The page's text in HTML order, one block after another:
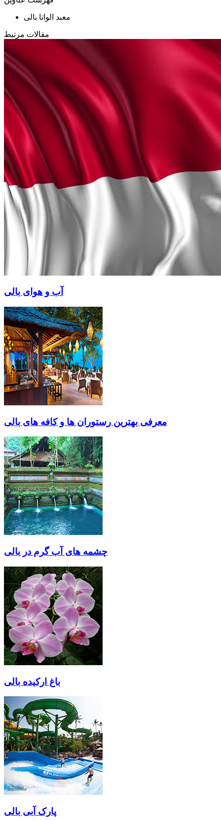
معبد الواتا بالی
مقالات مرتبط
آب و هوای بالی
معرفی بهترین رستوران‌ ها و کافه‌ های بالی
چشمه های آب گرم در بالی
باغ ارکیده بالی
پارک آبی بالی